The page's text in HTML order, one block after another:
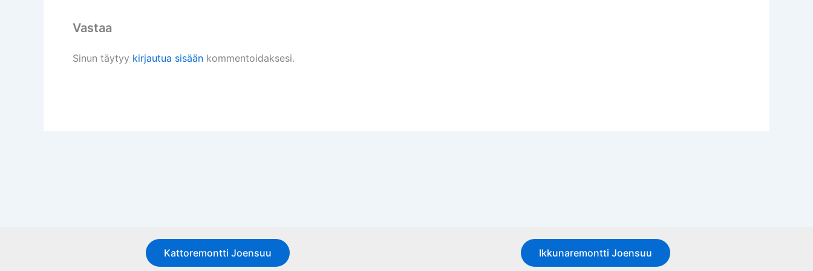
Vastaa
Sinun täytyy kirjautua sisään kommentoidaksesi.
Kattoremontti Joensuu Ikkunaremontti Joensuu